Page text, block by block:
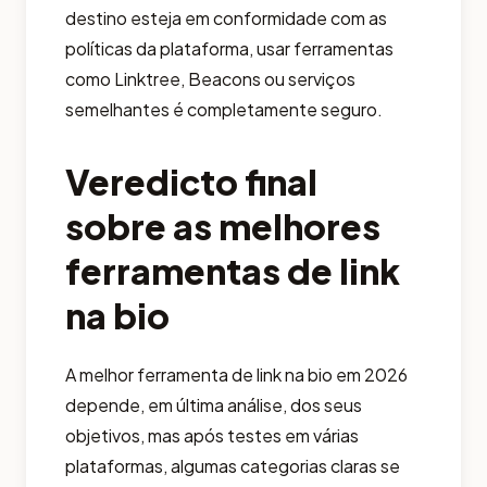
destino esteja em conformidade com as
políticas da plataforma, usar ferramentas
como Linktree, Beacons ou serviços
semelhantes é completamente seguro.
Veredicto final
sobre as melhores
ferramentas de link
na bio
A melhor ferramenta de link na bio em 2026
depende, em última análise, dos seus
objetivos, mas após testes em várias
plataformas, algumas categorias claras se